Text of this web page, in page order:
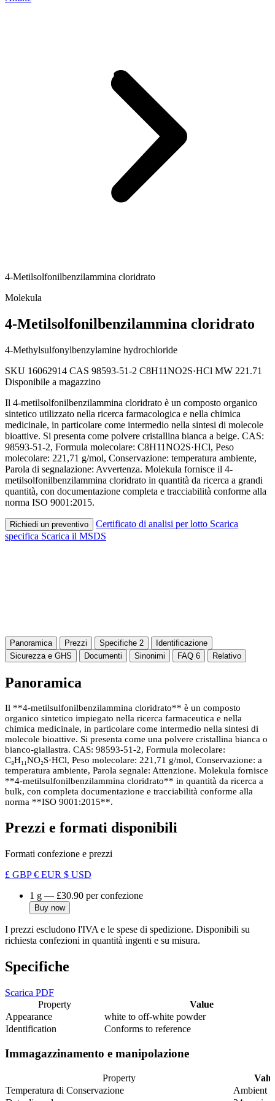
4-Metilsolfonilbenzilammina cloridrato
Molekula
4-Metilsolfonilbenzilammina cloridrato
4-Methylsulfonylbenzylamine hydrochloride
SKU 16062914 CAS 98593-51-2 C8H11NO2S·HCl MW 221.71
Disponibile a magazzino
Il 4-metilsolfonilbenzilammina cloridrato è un composto organico
sintetico utilizzato nella ricerca farmacologica e nella chimica
medicinale, in particolare come intermedio nella sintesi di molecole
bioattive. Si presenta come polvere cristallina bianca a beige. CAS:
98593-51-2, Formula molecolare: C8H11NO2S·HCl, Peso
molecolare: 221,71 g/mol, Conservazione: temperatura ambiente,
Parola di segnalazione: Avvertenza. Molekula fornisce il 4-
metilsolfonilbenzilammina cloridrato in quantità da ricerca a grandi
quantità, con documentazione completa e tracciabilità conforme alla
norma ISO 9001:2015.
Richiedi un preventivo Certificato di analisi per lotto Scarica
specifica Scarica il MSDS
Panoramica Prezzi Specifiche 2
Identificazione
Sicurezza e GHS
Documenti Sinonimi FAQ 6 Relativo
Panoramica
Il **4-metilsulfonilbenzilammina cloridrato** è un composto
organico sintetico impiegato nella ricerca farmaceutica e nella
chimica medicinale, in particolare come intermedio nella sintesi di
molecole bioattive. Si presenta come una polvere cristallina bianca o
bianco-giallastra. CAS: 98593-51-2, Formula molecolare:
C₈H₁₁NO₂S·HCl, Peso molecolare: 221,71 g/mol, Conservazione: a
temperatura ambiente, Parola segnale: Attenzione. Molekula fornisce
**4-metilsulfonilbenzilammina cloridrato** in quantità da ricerca a
bulk, con completa documentazione e tracciabilità conforme alla
norma **ISO 9001:2015**.
Prezzi e formati disponibili
Formati confezione e prezzi
£ GBP€ EUR $ USD
1 g — £30.90 per confezione
Buy now
I prezzi escludono l'IVA e le spese di spedizione. Disponibili su
richiesta confezioni in quantità ingenti e su misura.
Specifiche
Scarica PDF
Property
Value
Appearance
white to off-white powder
Identification
Conforms to reference
Immagazzinamento e manipolazione
Property
Temperatura di Conservazione
Ambient